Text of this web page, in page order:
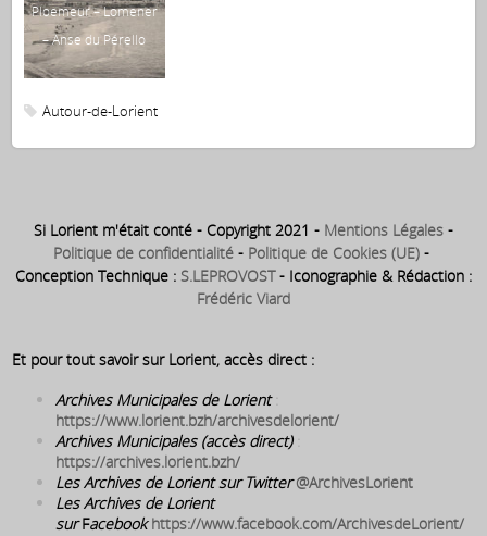
Ploemeur – Lomener
– Anse du Pérello
Autour-de-Lorient
Si Lorient m'était conté - Copyright 2021 - Mentions Légales -
Politique de confidentialité - Politique de Cookies (UE) -
Conception Technique : S.LEPROVOST- Iconographie & Rédaction :
Frédéric Viard
Et pour tout savoir sur Lorient, accès direct :
Archives Municipales de Lorient
https://www.lorient.bzh/archivesdelorient/
Archives Municipales (accès direct):
https://archives.lorient.bzh/
Les Archives de Lorient sur Twitter @ArchivesLorient
Les Archives de Lorient
sur Facebook https://www.facebook.com/ArchivesdeLorient/